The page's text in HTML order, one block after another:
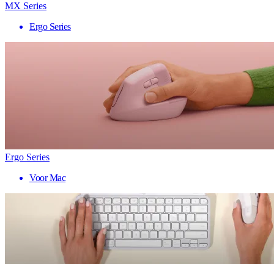
MX Series
Ergo Series
Ergo Series
Voor Mac